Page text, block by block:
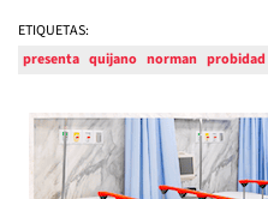
ETIQUETAS:
presenta quijano norman probidad